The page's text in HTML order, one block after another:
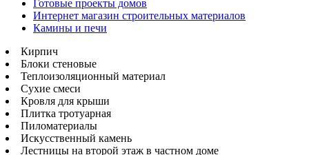
Готовые проекты домов
Интернет магазин строительных материалов
Камины и печи
Кирпич
Блоки стеновые
Теплоизоляционный материал
Сухие смеси
Кровля для крыши
Плитка тротуарная
Пиломатериалы
Искусственный камень
Лестницы на второй этаж в частном доме